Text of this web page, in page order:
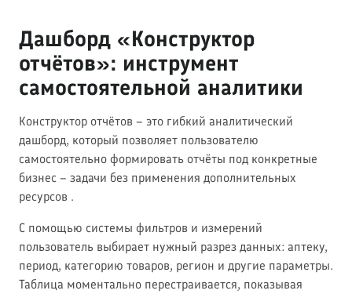
Дашборд «Конструктор
отчётов»: инструмент
самостоятельной аналитики
Конструктор отчётов – это гибкий аналитический
дашборд, который позволяет пользователю
самостоятельно формировать отчёты под конкретные
бизнес – задачи без применения дополнительных
ресурсов .
С помощью системы фильтров и измерений
пользователь выбирает нужный разрез данных: аптеку,
период, категорию товаров, регион и другие параметры.
Таблица моментально перестраивается, показывая